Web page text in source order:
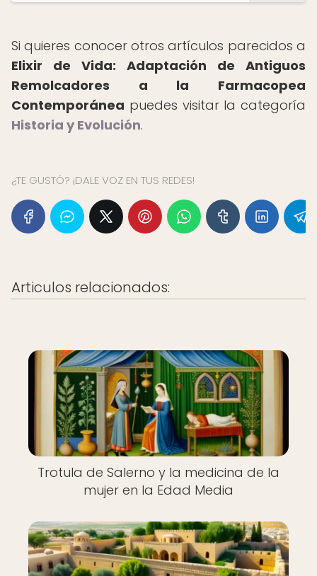
Si quieres conocer otros artículos parecidos a
Elixir de Vida: Adaptación de Antiguos
Remolcadores a la Farmacopea
Contemporánea puedes visitar la categoría
Historia y Evolución.
¿TE GUSTÓ? ¡DALE VOZ EN TUS REDES!
Articulos relacionados:
Trotula de Salerno y la medicina de la
mujer en la Edad Media